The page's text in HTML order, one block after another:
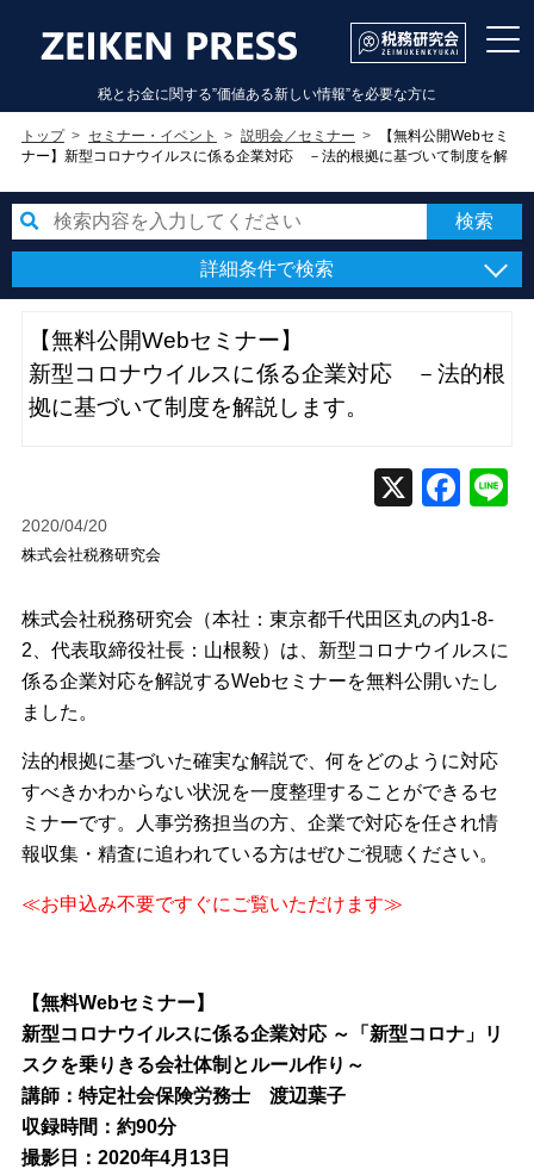
税とお金に関する”価値ある新しい情報”を必要な方に
トップ セミナー・イベント 説明会／セミナー
【無料公開Webセミ
ナー】新型コロナウイルスに係る企業対応 －法的根拠に基づいて制度を解
詳細条件で検索
【無料公開Webセミナー】
新型コロナウイルスに係る企業対応 －法的根
拠に基づいて制度を解説します。
2020/04/20
株式会社税務研究会
株式会社税務研究会（本社：東京都千代田区丸の内1-8-
2、代表取締役社長：山根毅）は、新型コロナウイルスに
係る企業対応を解説するWebセミナーを無料公開いたし
ました。
法的根拠に基づいた確実な解説で、何をどのように対応
すべきかわからない状況を一度整理することができるセ
ミナーです。人事労務担当の方、企業で対応を任され情
報収集・精査に追われている方はぜひご視聴ください。
≪お申込み不要ですぐにご覧いただけます≫
【無料Webセミナー】
新型コロナウイルスに係る企業対応 ～「新型コロナ」リ
スクを乗りきる会社体制とルール作り～
講師：特定社会保険労務士 渡辺葉子
収録時間：約90分
撮影日：2020年4月13日